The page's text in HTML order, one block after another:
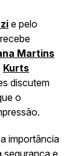
e pelo
Martins
Kurts
discutem
o
importância
segurança e